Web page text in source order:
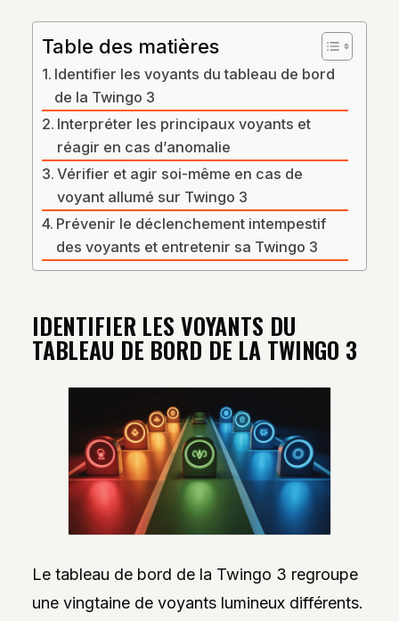
Table des matières
Identifier les voyants du tableau de bord
de la Twingo 3
Interpréter les principaux voyants et
réagir en cas d’anomalie
Vérifier et agir soi-même en cas de
voyant allumé sur Twingo 3
Prévenir le déclenchement intempestif
des voyants et entretenir sa Twingo 3
IDENTIFIER LES VOYANTS DU
TABLEAU DE BORD DE LA TWINGO 3
Le tableau de bord de la Twingo 3 regroupe
une vingtaine de voyants lumineux différents.